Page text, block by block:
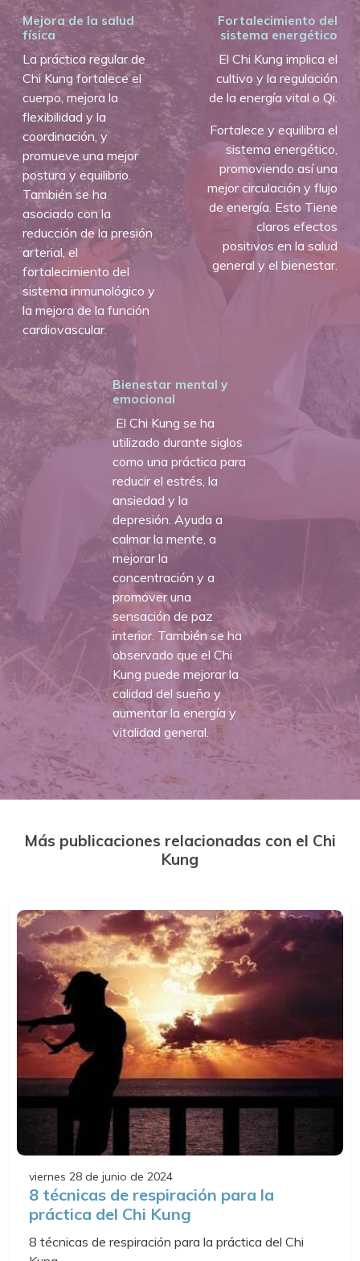
Mejora de la salud
física
La práctica regular de
Chi Kung fortalece el
cuerpo, mejora la
flexibilidad y la
coordinación, y
promueve una mejor
postura y equilibrio.
También se ha
asociado con la
reducción de la presión
arterial, el
fortalecimiento del
sistema inmunológico y
la mejora de la función
cardiovascular.
Fortalecimiento del
sistema energético
El Chi Kung implica el
cultivo y la regulación
de la energía vital o Qi.
Fortalece y equilibra el
sistema energético,
promoviendo así una
mejor circulación y flujo
de energía. Esto Tiene
claros efectos
positivos en la salud
general y el bienestar.
Bienestar mental y
emocional
El Chi Kung se ha
utilizado durante siglos
como una práctica para
reducir el estrés, la
ansiedad y la
depresión. Ayuda a
calmar la mente, a
mejorar la
concentración y a
promover una
sensación de paz
interior. También se ha
observado que el Chi
Kung puede mejorar la
calidad del sueño y
aumentar la energía y
vitalidad general.
Más publicaciones relacionadas con el Chi
Kung
viernes 28 de junio de 2024
8 técnicas de respiración para la
práctica del Chi Kung
8 técnicas de respiración para la práctica del Chi